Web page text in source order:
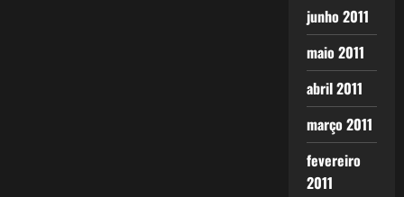
junho 2011
maio 2011
abril 2011
março 2011
fevereiro
2011